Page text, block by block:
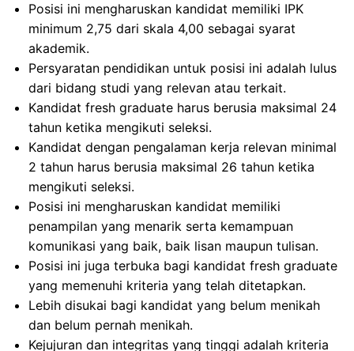
Posisi ini mengharuskan kandidat memiliki IPK
minimum 2,75 dari skala 4,00 sebagai syarat
akademik.
Persyaratan pendidikan untuk posisi ini adalah lulus
dari bidang studi yang relevan atau terkait.
Kandidat fresh graduate harus berusia maksimal 24
tahun ketika mengikuti seleksi.
Kandidat dengan pengalaman kerja relevan minimal
2 tahun harus berusia maksimal 26 tahun ketika
mengikuti seleksi.
Posisi ini mengharuskan kandidat memiliki
penampilan yang menarik serta kemampuan
komunikasi yang baik, baik lisan maupun tulisan.
Posisi ini juga terbuka bagi kandidat fresh graduate
yang memenuhi kriteria yang telah ditetapkan.
Lebih disukai bagi kandidat yang belum menikah
dan belum pernah menikah.
Kejujuran dan integritas yang tinggi adalah kriteria